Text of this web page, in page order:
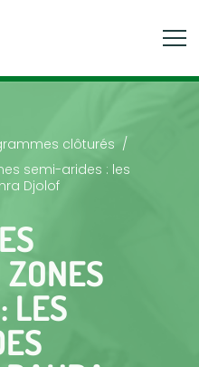
clôturés
semi-arides : les
Djolof
LES